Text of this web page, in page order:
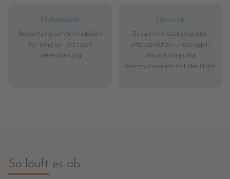
Nahansicht
Bewertung von Immobilien
Termine vor Ort nach
Vereinbarung
Umsicht
Zusammenstellung aller
erforderlichen Unterlagen
Abwicklung und
Kommunikation mit der Bank
So läuft es ab